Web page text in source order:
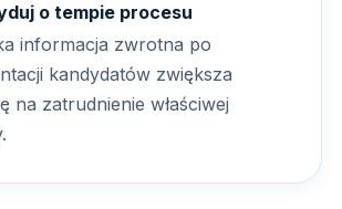
o tempie procesu
informacja zwrotna po
kandydatów zwiększa
na zatrudnienie właściwej